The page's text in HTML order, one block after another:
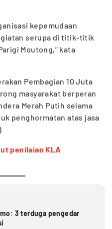
kepemudaan
serupa di titik-titik
Moutong,” kata
Pembagian 10 Juta
masyarakat berperan
Merah Putih selama
penghormatan atas jasa
penilaian KLA
3 terduga pengedar